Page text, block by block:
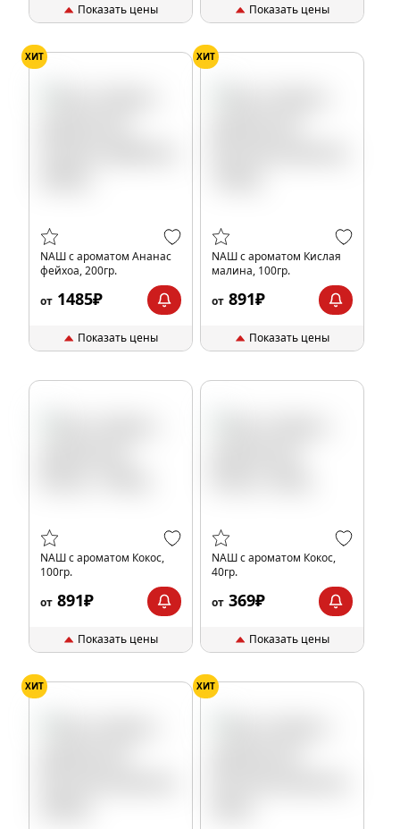
Показать цены Показать цены
ХИТ
NАШ с ароматом Ананас
фейхоа, 200гр.
от 1485₽
Показать цены
ХИТ
NАШ с ароматом Кислая
малина, 100гр.
от 891₽
Показать цены
NАШ с ароматом Кокос,
100гр.
от 891₽
Показать цены
NАШ с ароматом Кокос,
40гр.
от 369₽
Показать цены
ХИТ ХИТ